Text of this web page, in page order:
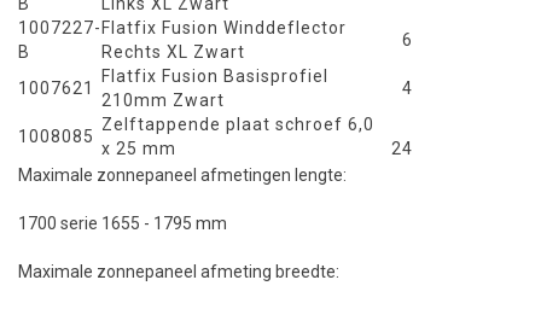
1007227-
B
Flatfix Fusion Winddeflector
Rechts XL Zwart
6
1007621
Flatfix Fusion Basisprofiel
210mm Zwart
4
1008085
Zelftappende plaat schroef 6,0
x 25 mm
24
Maximale zonnepaneel afmetingen lengte:
1700 serie 1655 - 1795 mm
Maximale zonnepaneel afmeting breedte: